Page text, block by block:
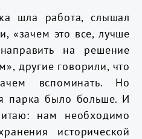
шла работа, слышал
«зачем это все, лучше
на решение
другие говорили, что
вспоминать. Но
парка было больше. И
нам необходимо
исторической